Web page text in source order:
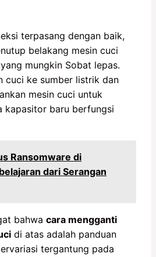
terpasang dengan baik,
belakang mesin cuci
mungkin Sobat lepas.
cuci ke sumber listrik dan
mesin cuci untuk
kapasitor baru berfungsi
Ransomware di
dari Serangan
bahwa cara mengganti
di atas adalah panduan
tergantung pada